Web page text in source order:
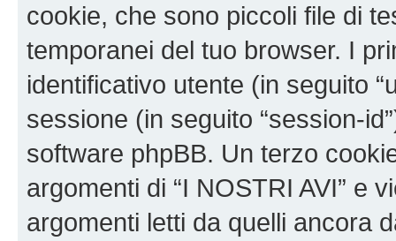
cookie, che sono piccoli file di
temporanei del tuo browser. I
identificativo utente (in seguito
sessione (in seguito “session-
software phpBB. Un terzo
argomenti di “I NOSTRI AVI” e
argomenti letti da quelli ancora